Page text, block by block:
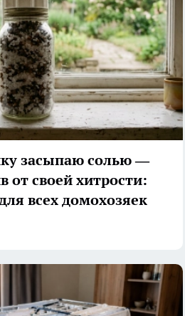
засыпаю солью —
от своей хитрости:
всех домохозяек